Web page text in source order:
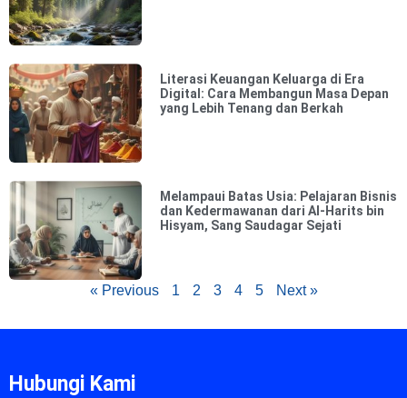
Literasi Keuangan Keluarga di Era
Digital: Cara Membangun Masa Depan
yang Lebih Tenang dan Berkah
Melampaui Batas Usia: Pelajaran Bisnis
dan Kedermawanan dari Al-Harits bin
Hisyam, Sang Saudagar Sejati
« Previous 1 2 3 4 5 Next »
Hubungi Kami